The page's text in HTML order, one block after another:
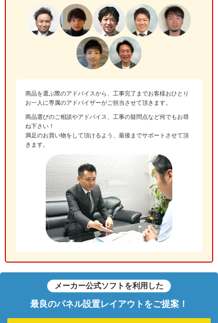
商品を選ぶ際のアドバイスから、工事完了までお客様おひとり
お一人に専属のアドバイザーがご担当させて頂きます。
商品選びのご相談やアドバイス、工事の疑問点など何でもお尋
ね下さい！
満足のお買い物をして頂けるよう、最後までサポートさせて頂
きます。
メーカー公式ソフトを利用した
最良のパネル設置レイアウトをご提案！